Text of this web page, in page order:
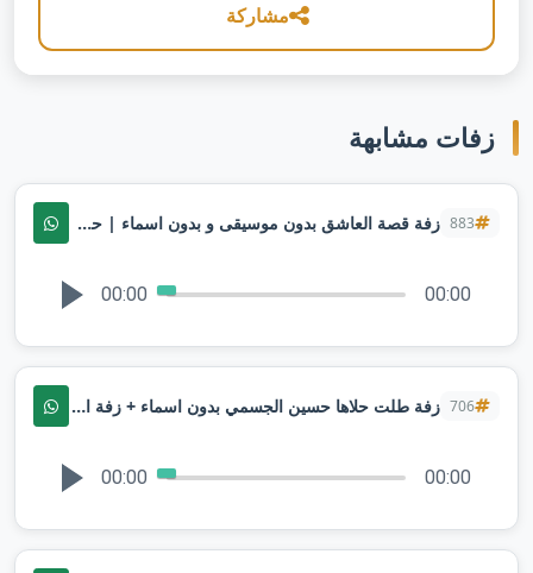
مشاركة
زفات مشابهة
883 زفة قصة العاشق بدون موسيقى و بدون اسماء | حسين الجسمي 2025 لطلب بدون حقوق
00:00 00:00
706 زفة طلت حلاها حسين الجسمي بدون اسماء + زفة استعديه ليله لو باقي ليله لطلب بدون حقوق
00:00 00:00